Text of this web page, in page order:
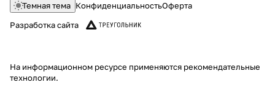
Темная тема КонфиденциальностьОферта
Разработка сайта
На информационном ресурсе применяются рекомендательные
технологии.